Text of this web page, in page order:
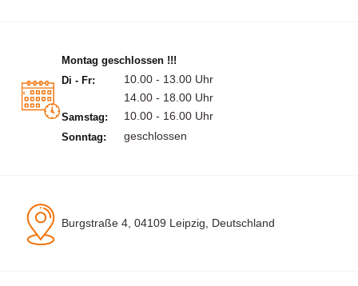
Montag geschlossen !!!
Di - Fr:
10.00 - 13.00 Uhr
14.00 - 18.00 Uhr
Samstag: 10.00 - 16.00 Uhr
Sonntag: geschlossen
Burgstraße 4, 04109 Leipzig, Deutschland